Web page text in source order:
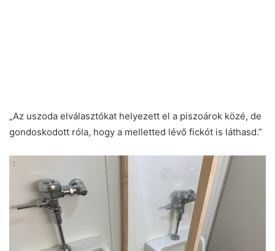
„Az uszoda elválasztókat helyezett el a piszoárok közé, de
gondoskodott róla, hogy a melletted lévő fickót is láthasd.”